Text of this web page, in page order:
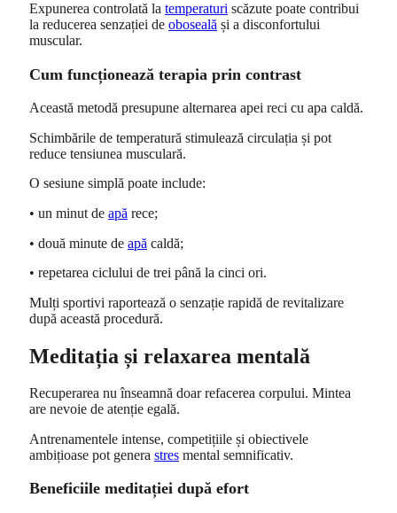
Expunerea controlată la temperaturi scăzute poate contribui
la reducerea senzației de oboseală și a disconfortului
muscular.
Cum funcționează terapia prin contrast
Această metodă presupune alternarea apei reci cu apa caldă.
Schimbările de temperatură stimulează circulația și pot
reduce tensiunea musculară.
O sesiune simplă poate include:
• un minut de apă rece;
• două minute de apă caldă;
• repetarea ciclului de trei până la cinci ori.
Mulți sportivi raportează o senzație rapidă de revitalizare
după această procedură.
Meditația și relaxarea mentală
Recuperarea nu înseamnă doar refacerea corpului. Mintea
are nevoie de atenție egală.
Antrenamentele intense, competițiile și obiectivele
ambițioase pot genera stres mental semnificativ.
Beneficiile meditației după efort